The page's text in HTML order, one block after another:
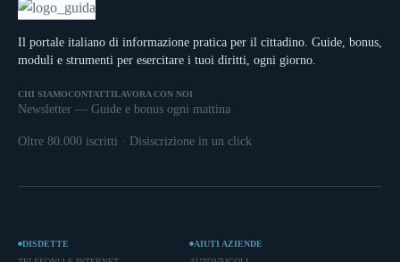
Il portale italiano di informazione pratica per il cittadino. Guide, bonus,
moduli e strumenti per esercitare i tuoi diritti, ogni giorno.
CHI SIAMOCONTATTI LAVORA CON NOI
Newsletter — Guide e bonus ogni mattina
Oltre 80.000 iscritti · Disiscrizione in un click
DISDETTE
AIUTI AZIENDE